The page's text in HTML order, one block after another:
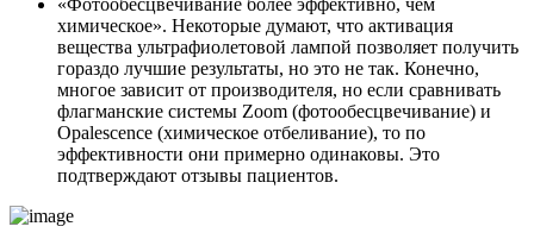
химическое». Некоторые думают, что активация
вещества ультрафиолетовой лампой позволяет получить
гораздо лучшие результаты, но это не так. Конечно,
многое зависит от производителя, но если сравнивать
флагманские системы Zoom (фотообесцвечивание) и
Opalescence (химическое отбеливание), то по
эффективности они примерно одинаковы. Это
подтверждают отзывы пациентов.